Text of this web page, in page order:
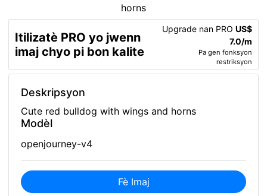
Itilizatè PRO yo jwenn
imaj chyo pi bon kalite
Upgrade nan PRO US$
7.0/m
Pa gen fonksyon
restriksyon
Deskripsyon
Cute red bulldog with wings and horns
Modèl
openjourney-v4
Fè Imaj